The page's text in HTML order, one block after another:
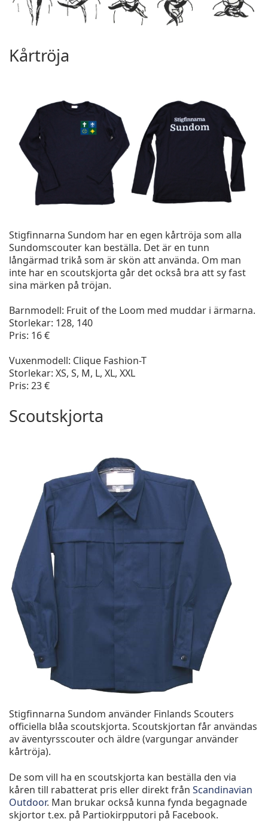
Kårtröja
Stigfinnarna Sundom har en egen kårtröja som alla
Sundomscouter kan beställa. Det är en tunn
långärmad trikå som är skön att använda. Om man
inte har en scoutskjorta går det också bra att sy fast
sina märken på tröjan.
Barnmodell: Fruit of the Loom med muddar i ärmarna.
Storlekar: 128, 140
Pris: 16 €
Vuxenmodell: Clique Fashion-T
Storlekar: XS, S, M, L, XL, XXL
Pris: 23 €
Scoutskjorta
Stigfinnarna Sundom använder Finlands Scouters
officiella blåa scoutskjorta. Scoutskjortan får användas
av äventyrsscouter och äldre (vargungar använder
kårtröja).
De som vill ha en scoutskjorta kan beställa den via
kåren till rabatterat pris eller direkt från Scandinavian
Outdoor. Man brukar också kunna fynda begagnade
skjortor t.ex. på Partiokirpputori på Facebook.